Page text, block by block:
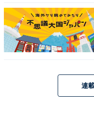
アクセス
所在地：横浜市中区山
電車：みなとみらい線
バス：JR桜木町駅前よ
連